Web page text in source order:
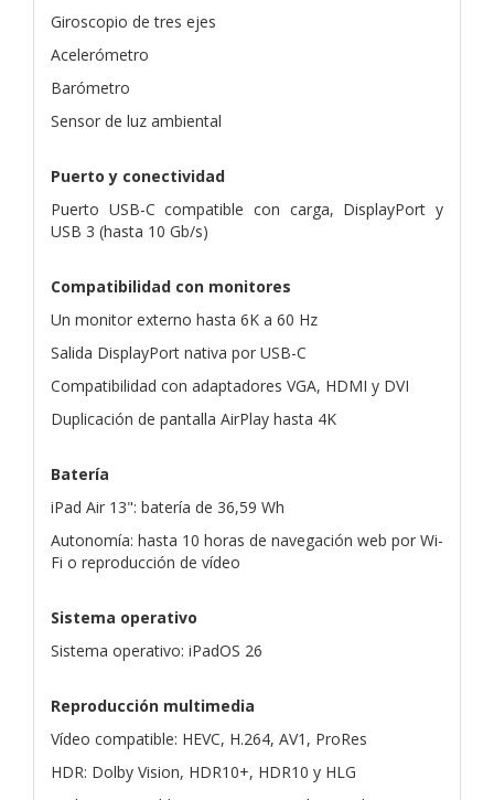
Giroscopio de tres ejes
Acelerómetro
Barómetro
Sensor de luz ambiental
Puerto y conectividad
Puerto USB-C compatible con carga, DisplayPort y
USB 3 (hasta 10 Gb/s)
Compatibilidad con monitores
Un monitor externo hasta 6K a 60 Hz
Salida DisplayPort nativa por USB-C
Compatibilidad con adaptadores VGA, HDMI y DVI
Duplicación de pantalla AirPlay hasta 4K
Batería
iPad Air 13": batería de 36,59 Wh
Autonomía: hasta 10 horas de navegación web por Wi-
Fi o reproducción de vídeo
Sistema operativo
Sistema operativo: iPadOS 26
Reproducción multimedia
Vídeo compatible: HEVC, H.264, AV1, ProRes
HDR: Dolby Vision, HDR10+, HDR10 y HLG